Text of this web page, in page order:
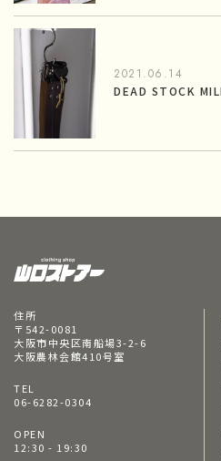
2021.06.14
DEAD STOCK
住所
〒542-0081
大阪市中央区南船場3-2-6
大阪農林会館410号室
TEL
06-6282-0304
OPEN
12:30 - 19:30